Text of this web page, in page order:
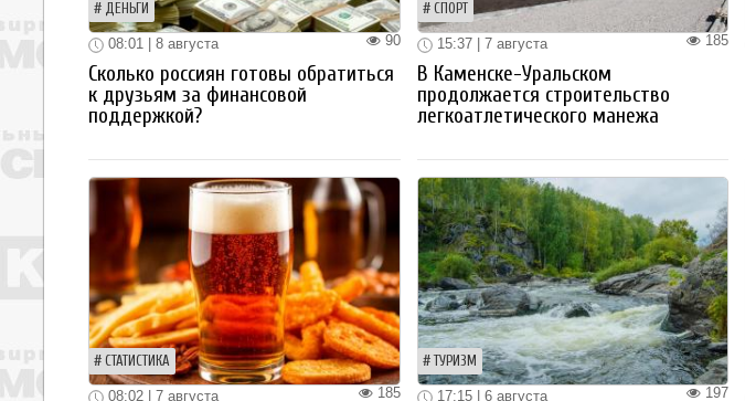
ДЕНЬГИ
90
08:01 | 8 августа
Сколько россиян готовы обратиться
к друзьям за финансовой
поддержкой?
СПОРТ
185
15:37 | 7 августа
В Каменске-Уральском
продолжается строительство
легкоатлетического манежа
СТАТИСТИКА
185
08:02 | 7 августа
ТУРИЗМ
197
17:15 | 6 августа